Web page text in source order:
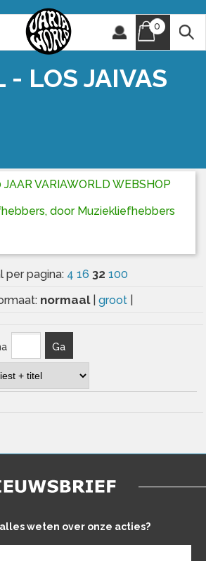
0
- LOS JAIVAS
VARIAWORLD WEBSHOP
door Muziekliefhebbers
per pagina: 4 16 32 100
normaal groot
Ga
weten over onze acties?